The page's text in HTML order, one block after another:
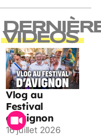
VIDEOS
Vlog au
Festival
d’Avignon
16 juillet 2026